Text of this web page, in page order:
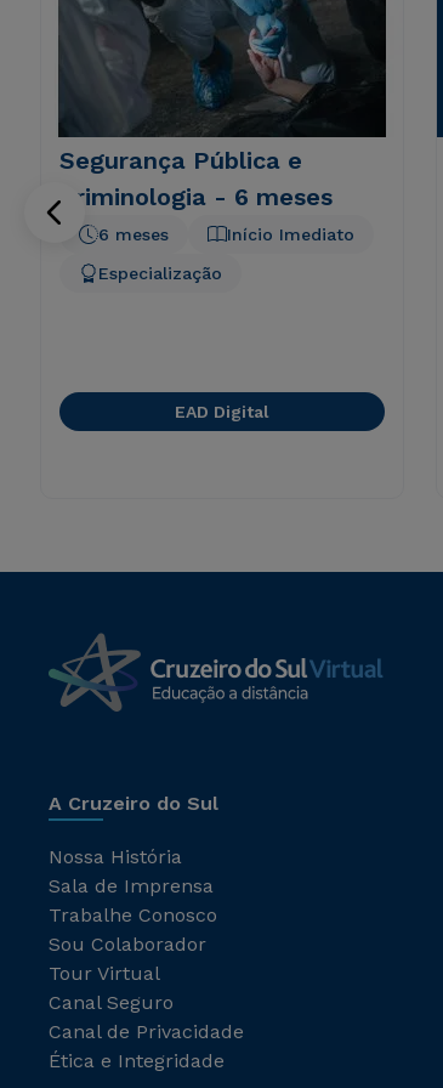
Segurança Pública e
Criminologia - 6 meses
Início Imediato
6 meses
Especialização
EAD Digital
A Cruzeiro do Sul
Nossa História
Sala de Imprensa
Trabalhe Conosco
Sou Colaborador
Tour Virtual
Canal Seguro
Canal de Privacidade
Ética e Integridade